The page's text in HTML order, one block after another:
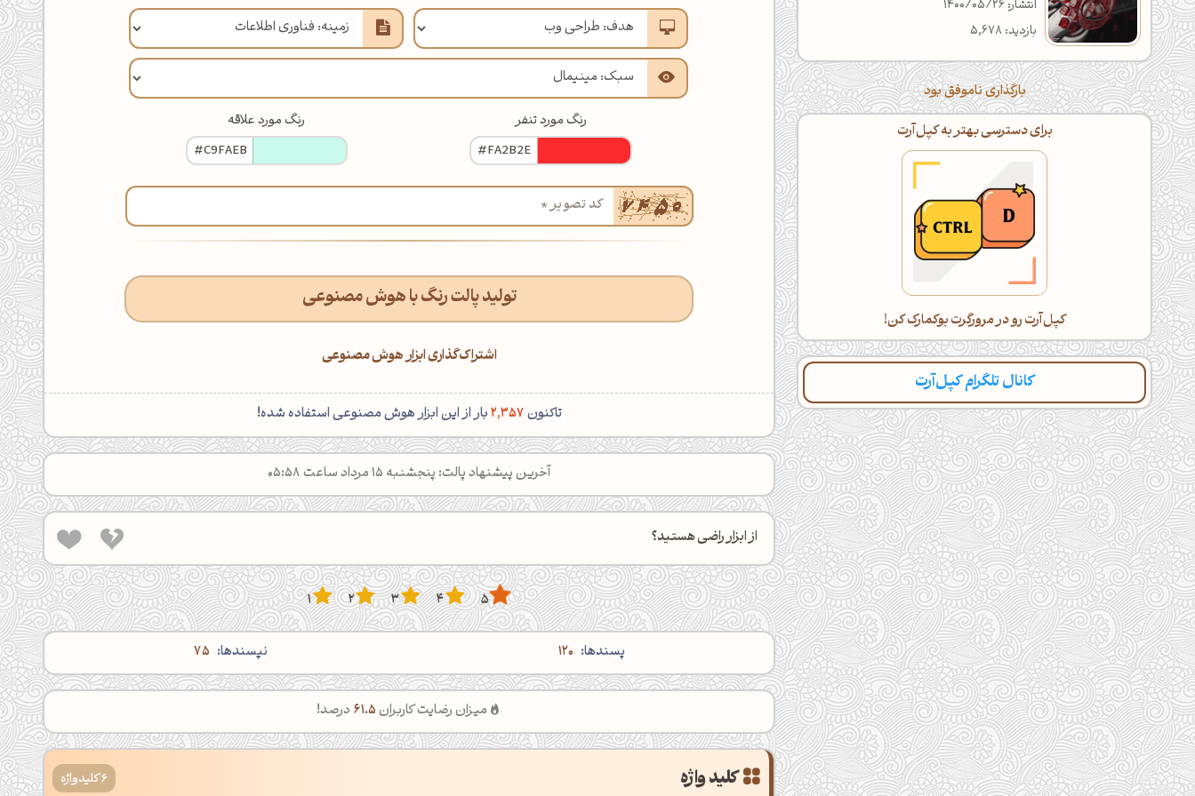
رنگ مورد تنفر رنگ مورد علاقه
اشتراک‌گذاری ابزار هوش مصنوعی
تاکنون2,357بار از این ابزار هوش مصنوعی استفاده شده!
آخرین پیشنهاد پالت: پنجشنبه 15 مرداد ساعت 05:58
از ابزار راضی هستید؟
5
4
3
2
1
پسند‌ها: 120 نپسندها: 75
میزان رضایت کاربران61.5 درصد!
کلید واژه 6 کلیدواژه
انتشار: 1400/05/26
بازدید: 5,678
بارگذاری ناموفق بود
برای دسترسی بهتر به کپل‌آرت
کپل‌آرت رو در مرورگرت بوکمارک کن!
کانال تلگرام کپل‌آرت